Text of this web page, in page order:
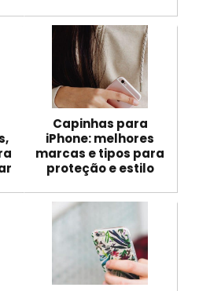
Capinhas para
iPhone: melhores
marcas e tipos para
proteção e estilo